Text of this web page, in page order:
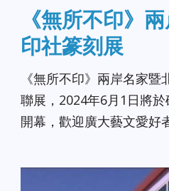
《無所不印》
印社篆刻展
《無所不印》兩岸名家
聯展，2024年6月1日將
開幕，歡迎廣大藝文愛好